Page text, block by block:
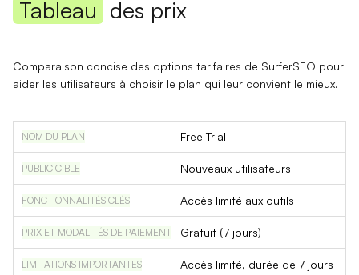
Tableau des prix
Comparaison concise des options tarifaires de SurferSEO pour
aider les utilisateurs à choisir le plan qui leur convient le mieux.
Free Trial
Nouveaux utilisateurs
Accès limité aux outils
Gratuit (7 jours)
Accès limité, durée de 7 jours